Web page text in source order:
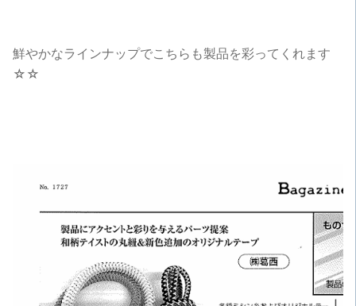
鮮やかなラインナップでこちらも製品を彩ってくれます
☆☆